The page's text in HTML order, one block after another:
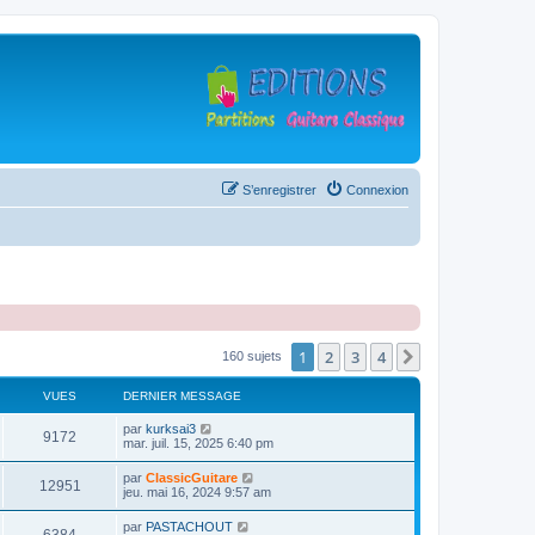
Connexion
S’enregistrer
160 sujets 1 2 3 4
VUES DERNIER MESSAGE
9172
u
D
e
i
e
r
m
par kurksai3
mar. juil. 15, 2025 6:40 pm
12951
u
D
e
par ClassicGuitare
jeu. mai 16, 2024 9:57 am
D
par PASTACHOUT